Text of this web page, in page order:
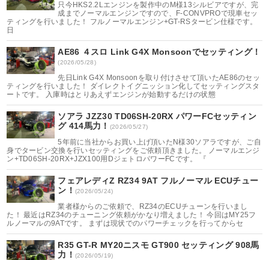
只今HKS2.2Lエンジンを製作中のM様13シルビアですが、完
成までノーマルエンジンですので、F-CONVPROで現車セッ
ティングを行いました！ フルノーマルエンジン+GT-RSタービン仕様です。
日
AE86 ４スロ Link G4X Monsoonでセッティング！
(2026/05/28)
先日Link G4X Monsoonを取り付けさせて頂いたAE86のセッ
ティングを行いました！ ダイレクトイグニッション化してセッティングスタ
ートです。 入庫時はとりあえずエンジンが始動するだけの状態
ソアラ JZZ30 TD06SH-20RX パワーFCセッティン
グ 414馬力！ (2026/05/27)
5年前に当社からお買い上げ頂いたN様30ソアラですが、ご自
身でタービン交換を行いセッティングをご依頼頂きました。 ノーマルエンジ
ン+TD06SH-20RX+JZX100用DジェトロパワーFCです。 『
フェアレディZ RZ34 9AT フルノーマル ECUチュー
ン！ (2026/05/24)
業者様からのご依頼で、RZ34のECUチューンを行いまし
た！ 最近はRZ34のチューニング依頼がかなり増えました！ 今回はMY25フ
ルノーマルの9ATです。 まずは現状でのパワーチェックを行ってからセ
R35 GT-R MY20ニスモ GT900 セッティング 908馬
力！ (2026/05/19)